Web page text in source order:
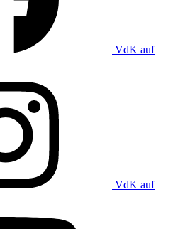
VdK auf
VdK auf